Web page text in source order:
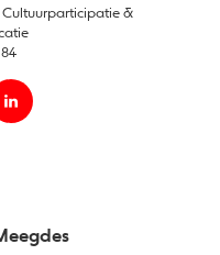
Cultuurparticipatie &